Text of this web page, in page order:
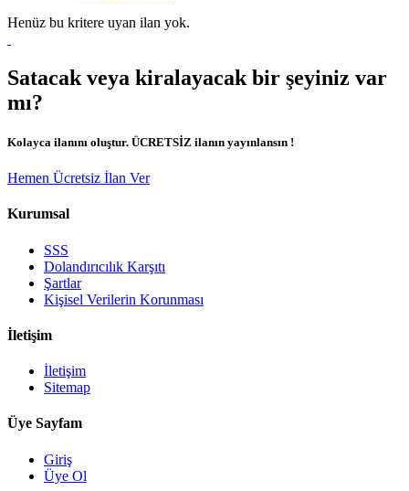
Henüz bu kritere uyan ilan yok.
Satacak veya kiralayacak bir şeyiniz var
mı?
Kolayca ilanını oluştur. ÜCRETSİZ ilanın yayınlansın !
Hemen Ücretsiz İlan Ver
Kurumsal
SSS
Dolandırıcılık Karşıtı
Şartlar
Kişisel Verilerin Korunması
İletişim
İletişim
Sitemap
Üye Sayfam
Giriş
Üye Ol